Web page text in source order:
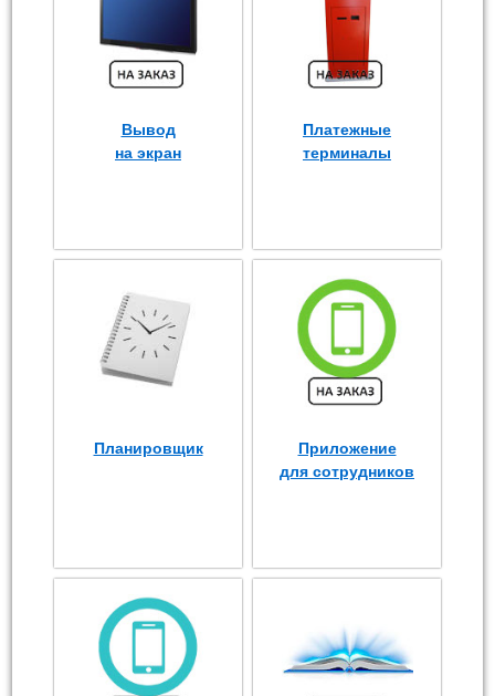
Вывод
на экран
Платежные
терминалы
Планировщик
Приложение
для сотрудников